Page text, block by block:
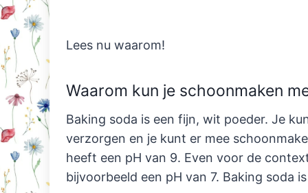
Lees nu waarom!
Waarom kun je schoonmaken
Baking soda is een fijn, wit poeder. Je
verzorgen en je kunt er mee
heeft een pH van 9. Even voor de
bijvoorbeeld een pH van 7. Baking soda